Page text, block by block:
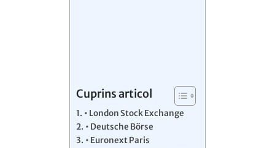
Cuprins articol
• London Stock Exchange
• Deutsche Börse
• Euronext Paris